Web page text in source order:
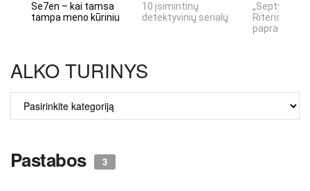
Se7en – kai tamsa
tampa meno kūriniu
10 įsimintinų
detektyvinių serialų
„Septynių
Riteris" – kai
ALKO TURINYS
ALKO
TURINYS
Pastabos 3